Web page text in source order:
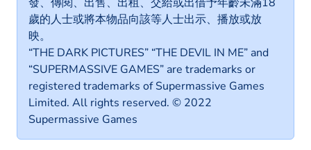
歲的人士或將本物品向該等人士出示、播放或放
映。
“THE DARK PICTURES” “THE DEVIL IN ME” and
“SUPERMASSIVE GAMES” are trademarks or
registered trademarks of Supermassive Games
Limited. All rights reserved. © 2022
Supermassive Games